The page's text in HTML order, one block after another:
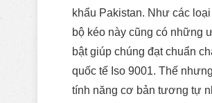
khẩu Pakistan. Như các
bộ kéo này cũng có những
bật giúp chúng đạt chuẩn
quốc tế Iso 9001. Thế
tính năng cơ bản tương tự